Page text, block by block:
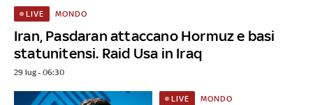
Iran, Pasdaran attaccano Hormuz e basi
statunitensi. Raid Usa in Iraq
LIVE MONDO
29 lug - 06:30
LIVE MONDO